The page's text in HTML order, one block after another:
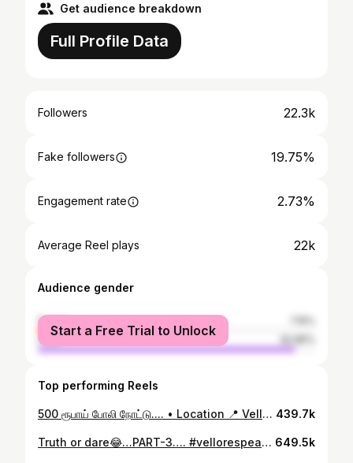
Get audience breakdown
Full Profile Data
Followers 22.3k
Fake followers 19.75%
Engagement rate 2.73%
Average Reel plays 22k
Audience gender
female
male
Start a Free Trial to Unlock
Top performing Reels
500 ரூபாய் போலி நோட்டு.... • Location 📍 Vellorefort • BE AWARE.... DOP @mr.boxer.gk #fakecurrency #vellore #scams #vellorefort #vjaravind #aravindhunt #reels #reelsinstagram #reelsvideo #reelsviral #viral @polimernews @sunnews @maalaimalar @newstamiltv24x7 @news7tamil @news18tamilnadu @dinakarannews 439.7k
Truth or dare😂…PART-3…. #vellorespeaksoffl #vellorespeaks #vellore #truthordare #challenge #dare #vjaravind 649.5k